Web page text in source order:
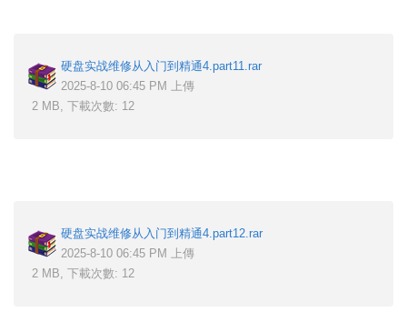
硬盘实战维修从入门到精通4.part11.rar
2025-8-10 06:45 PM 上傳
2 MB, 下載次數: 12
硬盘实战维修从入门到精通4.part12.rar
2025-8-10 06:45 PM 上傳
2 MB, 下載次數: 12